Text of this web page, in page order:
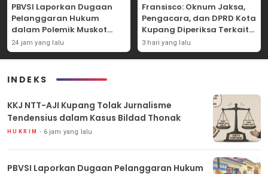
PBVSI Laporkan Dugaan
Pelanggaran Hukum
dalam Polemik Muskot
Kota Kupang
24 jam yang lalu
Fransisco: Oknum Jaksa,
Pengacara, dan DPRD Kota
Kupang Diperiksa Terkait
Kasus Akun TikTok Lika Liku
NTT
3 hari yang lalu
INDEKS
KKJ NTT-AJI Kupang Tolak Jurnalisme
Tendensius dalam Kasus Bildad Thonak
HUKRIM 6 jam yang lalu
PBVSI Laporkan Dugaan Pelanggaran Hukum